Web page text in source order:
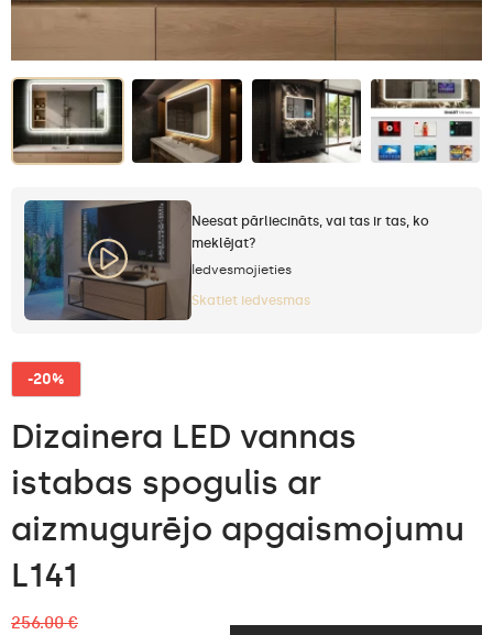
Neesat pārliecināts, vai tas ir tas, ko
meklējat?
Iedvesmojieties
Skatiet iedvesmas
-20%
Dizainera LED vannas
istabas spogulis ar
aizmugurējo apgaismojumu
L141
256.00 €